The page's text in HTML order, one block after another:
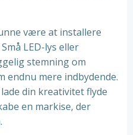
være at installere
LED-lys eller
stemning om
endnu mere indbydende.
din kreativitet flyde
en markise, der